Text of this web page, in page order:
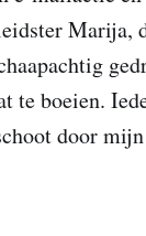
Marija,
te boeien.
door